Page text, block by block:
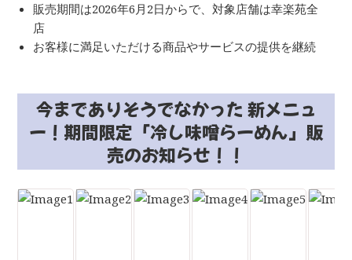
販売期間は2026年6月2日からで、対象店舗は幸楽苑全
店
お客様に満足いただける商品やサービスの提供を継続
今までありそうでなかった 新メニュ
ー！期間限定「冷し味噌らーめん」販
売のお知らせ！！